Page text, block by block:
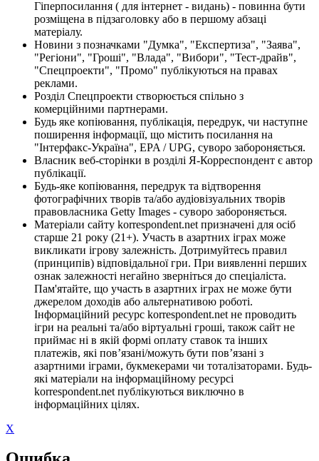
Гіперпосилання ( для інтернет - видань) - повинна бути
розміщена в підзаголовку або в першому абзаці
матеріалу.
Новини з позначками "Думка", "Експертиза", "Заява",
"Регіони", "Гроші", "Влада", "Вибори", "Тест-драйв",
"Спецпроекти", "Промо" публікуються на правах
реклами.
Розділ Спецпроекти створюється спільно з
комерційними партнерами.
Будь яке копіювання, публікація, передрук, чи наступне
поширення інформації, що містить посилання на
"Інтерфакс-Україна", EPA / UPG, суворо забороняється.
Власник веб-сторінки в розділі Я-Корреспондент є автор
публікації.
Будь-яке копіювання, передрук та відтворення
фотографічних творів та/або аудіовізуальних творів
правовласника Getty Images - суворо забороняється.
Матеріали сайту korrespondent.net призначені для осіб
старше 21 року (21+). Участь в азартних іграх може
викликати ігрову залежність. Дотримуйтесь правил
(принципів) відповідальної гри. При виявленні перших
ознак залежності негайно зверніться до спеціаліста.
Пам'ятайте, що участь в азартних іграх не може бути
джерелом доходів або альтернативою роботі.
Інформаційний ресурс korrespondent.net не проводить
ігри на реальні та/або віртуальні гроші, також сайт не
приймає ні в якій формі оплату ставок та інших
платежів, які пов’язані/можуть бути пов’язані з
азартними іграми, букмекерами чи тоталізаторами. Будь-
які матеріали на інформаційному ресурсі
korrespondent.net публікуються виключно в
інформаційних цілях.
X